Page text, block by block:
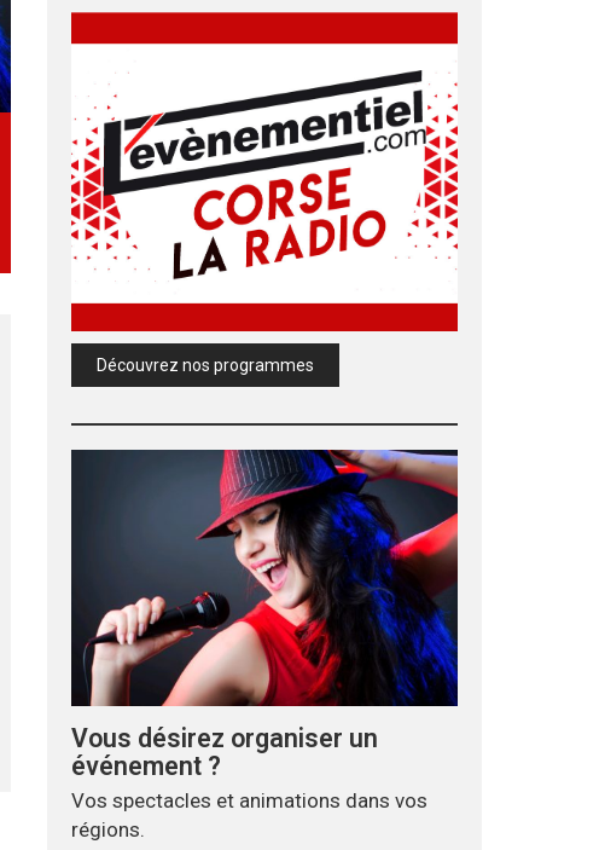
Déco de jardin & Art
pour un printemps
inspirant
Découvrez “Je suis
seule” le nouveau single
de Flora Acosta
Découvrez nos programmes
Vous désirez organiser un
événement ?
Vos spectacles et animations dans vos
régions.